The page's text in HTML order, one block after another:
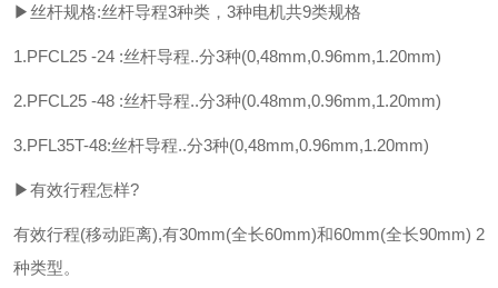
▶丝杆规格:丝杆导程3种类，3种电机共9类规格
1.PFCL25 -24 :丝杆导程..分3种(0,48mm,0.96mm,1.20mm)
2.PFCL25 -48 :丝杆导程..分3种(0.48mm,0.96mm,1.20mm)
3.PFL35T-48:丝杆导程..分3种(0,48mm,0.96mm,1.20mm)
▶有效行程怎样?
有效行程(移动距离),有30mm(全长60mm)和60mm(全长90mm) 2
种类型。